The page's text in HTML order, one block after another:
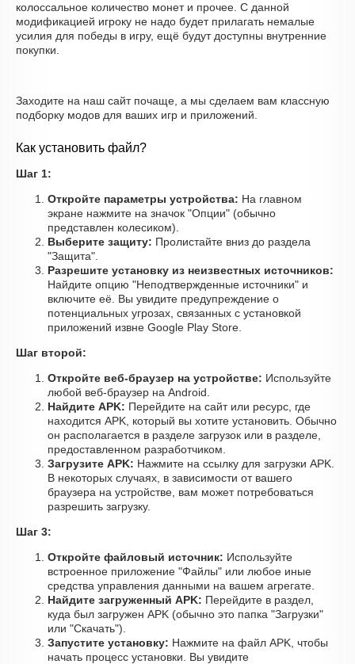
колоссальное количество монет и прочее. С данной
модификацией игроку не надо будет прилагать немалые
усилия для победы в игру, ещё будут доступны внутренние
покупки.
Заходите на наш сайт почаще, а мы сделаем вам классную
подборку модов для ваших игр и приложений.
Как установить файл?
Шаг 1:
Откройте параметры устройства: На главном
экране нажмите на значок "Опции" (обычно
представлен колесиком).
Выберите защиту: Пролистайте вниз до раздела
"Защита".
Разрешите установку из неизвестных источников:
Найдите опцию "Неподтвержденные источники" и
включите её. Вы увидите предупреждение о
потенциальных угрозах, связанных с установкой
приложений извне Google Play Store.
Шаг второй:
Откройте веб-браузер на устройстве: Используйте
любой веб-браузер на Android.
Найдите APK: Перейдите на сайт или ресурс, где
находится APK, который вы хотите установить. Обычно
он располагается в разделе загрузок или в разделе,
предоставленном разработчиком.
Загрузите APK: Нажмите на ссылку для загрузки APK.
В некоторых случаях, в зависимости от вашего
браузера на устройстве, вам может потребоваться
разрешить загрузку.
Шаг 3:
Откройте файловый источник: Используйте
встроенное приложение "Файлы" или любое иные
средства управления данными на вашем агрегате.
Найдите загруженный APK: Перейдите в раздел,
куда был загружен APK (обычно это папка "Загрузки"
или "Скачать").
Запустите установку: Нажмите на файл APK, чтобы
начать процесс установки. Вы увидите